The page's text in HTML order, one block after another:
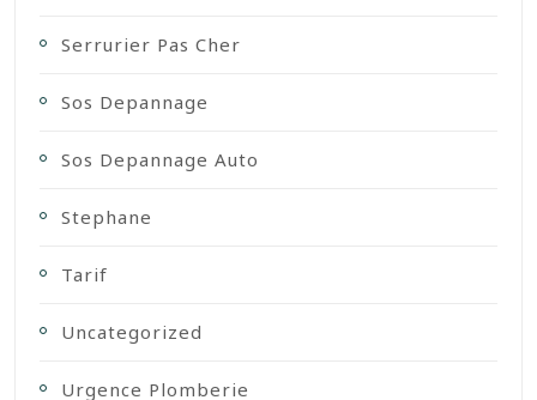
Serrurier Pas Cher
Sos Depannage
Sos Depannage Auto
Stephane
Tarif
Uncategorized
Urgence Plomberie